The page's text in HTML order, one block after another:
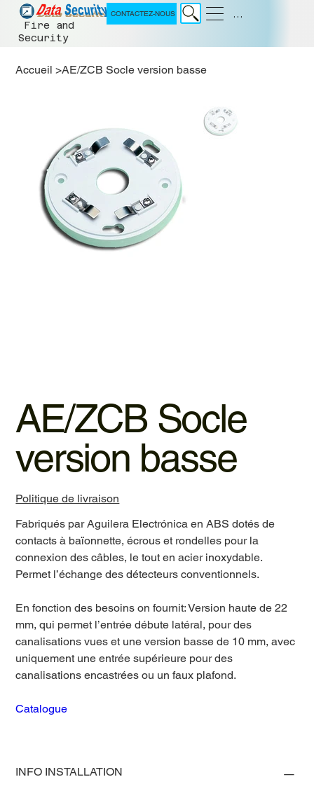
Fire and
Security
Menu
CONTACTEZ-NOUS
Accueil >AE/ZCB Socle version basse
AE/ZCB Socle
version basse
Politique de livraison
Fabriqués par Aguilera Electrónica en ABS dotés de
contacts à baïonnette, écrous et rondelles pour la
connexion des câbles, le tout en acier inoxydable.
Permet l’échange des détecteurs conventionnels.
En fonction des besoins on fournit: Version haute de 22
mm, qui permet l’entrée débute latéral, pour des
canalisations vues et une version basse de 10 mm, avec
uniquement une entrée supérieure pour des
canalisations encastrées ou un faux plafond.
Catalogue
INFO INSTALLATION